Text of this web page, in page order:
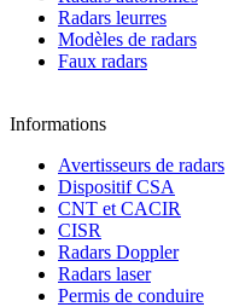
Radars leurres
Modèles de radars
Faux radars
Informations
Avertisseurs de radars
Dispositif CSA
CNT et CACIR
CISR
Radars Doppler
Radars laser
Permis de conduire